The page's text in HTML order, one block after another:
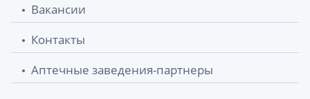
Вакансии
Контакты
Аптечные заведения-партнеры